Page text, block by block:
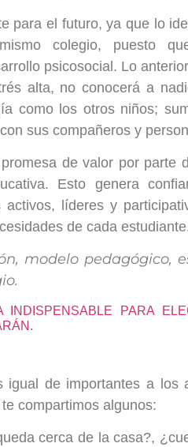
para el futuro, ya que lo
colegio, puesto
psicosocial. Lo
alta, no conocerá a
como los otros niños;
sus compañeros y
de valor por parte
Esto genera
activos, líderes y
de cada
modelo pedagógico,
INDISPENSABLE PARA
igual de importantes a
compartimos algunos:
cerca de la casa?,